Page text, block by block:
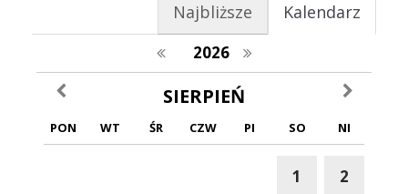
Kalendarz
Najbliższe
poprzedni rok
2026 następny rok
poprzedni miesiącSIERPIEŃ następny
PON WT ŚR CZW PI SO NI
1
2